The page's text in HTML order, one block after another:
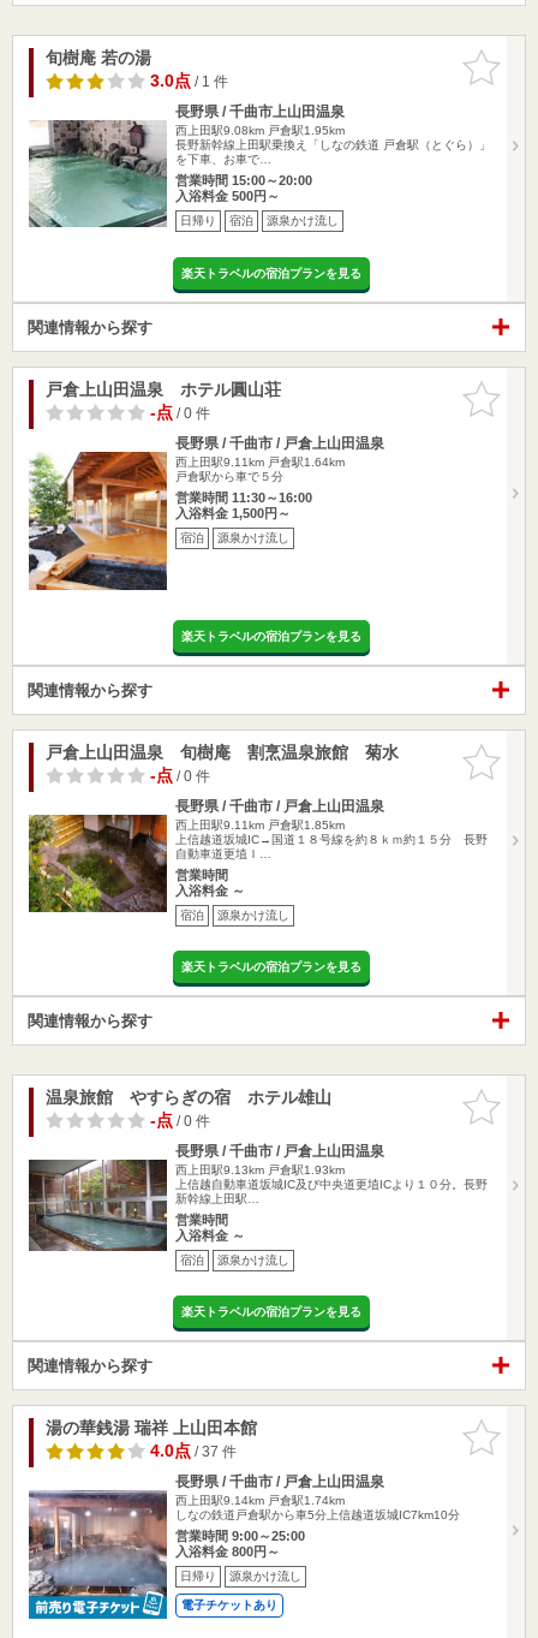
お気に入
りに追加
旬樹庵 若の湯
3.0点/ 1 件
長野県 / 千曲市上山田温泉
西上田駅9.08km 戸倉駅1.95km
長野新幹線上田駅乗換え「しなの鉄道 戸倉駅（とぐら）」
を下車、お車で…
営業時間 15:00～20:00
入浴料金 500円～
日帰り 宿泊 源泉かけ流し
楽天トラベルの宿泊プランを見る
関連情報から探す
お気に入
りに追加
戸倉上山田温泉 ホテル圓山荘
-点/ 0 件
長野県 / 千曲市 / 戸倉上山田温泉
西上田駅9.11km 戸倉駅1.64km
戸倉駅から車で５分
営業時間 11:30～16:00
入浴料金 1,500円～
宿泊 源泉かけ流し
楽天トラベルの宿泊プランを見る
関連情報から探す
お気に入
りに追加
戸倉上山田温泉 旬樹庵 割烹温泉旅館 菊水
-点/ 0 件
長野県 / 千曲市 / 戸倉上山田温泉
西上田駅9.11km 戸倉駅1.85km
上信越道坂城IC→国道１８号線を約８ｋｍ約１５分 長野
自動車道更埴Ｉ…
営業時間
入浴料金 ～
宿泊 源泉かけ流し
楽天トラベルの宿泊プランを見る
関連情報から探す
お気に入
りに追加
温泉旅館 やすらぎの宿 ホテル雄山
-点/ 0 件
長野県 / 千曲市 / 戸倉上山田温泉
西上田駅9.13km 戸倉駅1.93km
上信越自動車道坂城IC及び中央道更埴ICより１０分。長野
新幹線上田駅…
営業時間
入浴料金 ～
宿泊 源泉かけ流し
楽天トラベルの宿泊プランを見る
関連情報から探す
お気に入
りに追加
湯の華銭湯 瑞祥 上山田本館
4.0点/ 37 件
長野県 / 千曲市 / 戸倉上山田温泉
西上田駅9.14km 戸倉駅1.74km
しなの鉄道戸倉駅から車5分上信越道坂城IC7km10分
営業時間 9:00～25:00
入浴料金 800円～
日帰り 源泉かけ流し
電子チケットあり